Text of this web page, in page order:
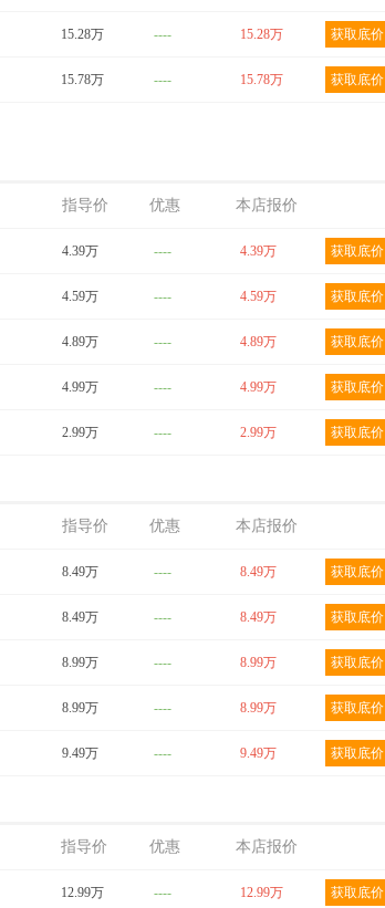
15.28万 ---- 15.28万 获取底价
15.78万 ---- 15.78万 获取底价
指导价 优惠 本店报价
4.39万 ---- 4.39万 获取底价
4.59万 ---- 4.59万 获取底价
4.89万 ---- 4.89万 获取底价
4.99万 ---- 4.99万 获取底价
2.99万 ---- 2.99万 获取底价
指导价 优惠 本店报价
8.49万 ---- 8.49万 获取底价
8.49万 ---- 8.49万 获取底价
8.99万 ---- 8.99万 获取底价
8.99万 ---- 8.99万 获取底价
9.49万 ---- 9.49万 获取底价
指导价 优惠 本店报价
12.99万 ---- 12.99万 获取底价